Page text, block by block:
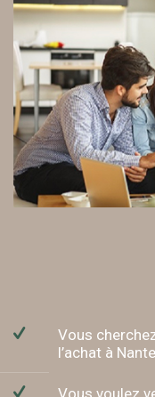
Vous
l’achat à